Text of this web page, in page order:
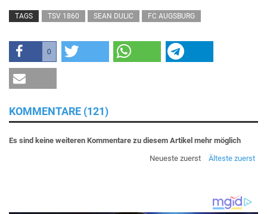
TAGS TSV 1860 SEAN DULIC FC AUGSBURG
0
KOMMENTARE (121)
Es sind keine weiteren Kommentare zu diesem Artikel mehr möglich
Neueste zuerst
Älteste zuerst